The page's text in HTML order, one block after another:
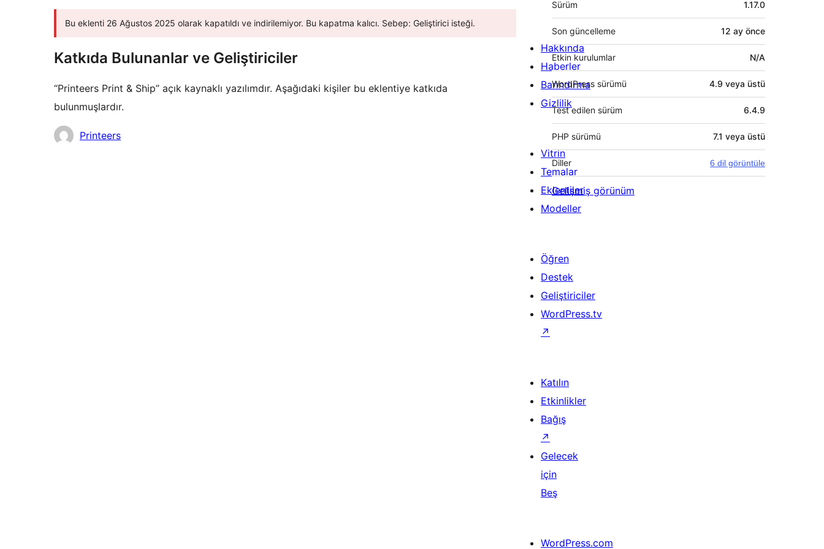
Bu eklenti 26 Ağustos 2025 olarak kapatıldı ve indirilemiyor. Bu kapatma kalıcı. Sebep: Geliştirici isteği.
Katkıda Bulunanlar ve Geliştiriciler
“Printeers Print & Ship” açık kaynaklı yazılımdır. Aşağıdaki kişiler bu eklentiye katkıda
bulunmuşlardır.
KatkıdaPrinteers
Sürüm 1.17.0
Son güncelleme 12 ay önce
Etkin kurulumlar N/A
WordPress sürümü 4.9 veya üstü
Test edilen sürüm 6.4.9
PHP sürümü 7.1 veya üstü
Diller 6 dil görüntüle
Gelişmiş görünüm
Hakkında
Haberler
Barındırma
Gizlilik
Vitrin
Temalar
Eklentiler
Modeller
Öğren
Destek
Geliştiriciler
WordPress.tv
↗
Katılın
Etkinlikler
Bağış
↗
Gelecek
için
Beş
WordPress.com